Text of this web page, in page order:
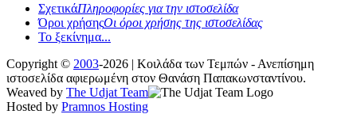
ΣχετικάΠληροφορίες για την ιστοσελίδα
Όροι χρήσηςΟι όροι χρήσης της ιστοσελίδας
Το ξεκίνημα...
Copyright © 2003-2026 | Κοιλάδα των Τεμπών - Ανεπίσημη
ιστοσελίδα αφιερωμένη στον Θανάση Παπακωνσταντίνου.
Weaved by The Udjat Team
Hosted by Pramnos Hosting